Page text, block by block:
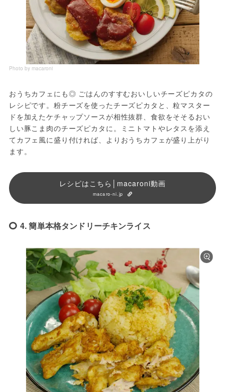
Photo by macaroni
おうちカフェにも◎ ごはんのすすむおいしいチーズピカタの
レシピです。粉チーズを使ったチーズピカタと、粒マスター
ドを加えたケチャップソースが相性抜群、食欲をそそるおい
しい豚こま肉のチーズピカタに。ミニトマトやレタスを添え
てカフェ風に盛り付ければ、よりおうちカフェが盛り上がり
ます。
レシピはこちら│macaroni動画
macaro-ni.jp
4. 簡単本格タンドリーチキンライス